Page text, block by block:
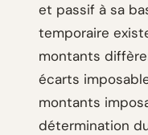
et passif à sa
temporaire
montants
écarts
montants
détermination